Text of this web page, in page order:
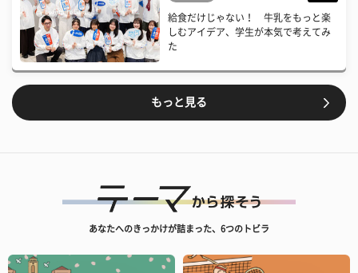
給食だけじゃない！ 牛乳をもっと楽
しむアイデア、学生が本気で考えてみ
た
もっと見る
あなたへのきっかけが詰まった、6つのトビラ